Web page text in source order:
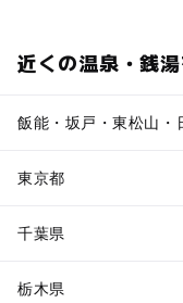
近くの温泉・銭
飯能・坂戸・東松山・
東京都
千葉県
栃木県